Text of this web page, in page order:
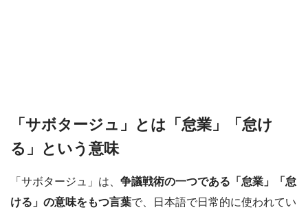
「サボタージュ」とは「怠業」「怠け
る」という意味
「サボタージュ」は、 争議戦術の一つである「怠業」「怠
ける」の意味をもつ言葉で、日本語で日常的に使われてい